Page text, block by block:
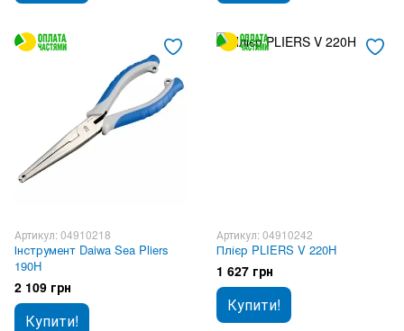
Артикул: 04910218
Інструмент Daiwa Sea Pliers
190H
2 109 грн
Купити!
Артикул: 04910242
Плієр PLIERS V 220H
1 627 грн
Купити!